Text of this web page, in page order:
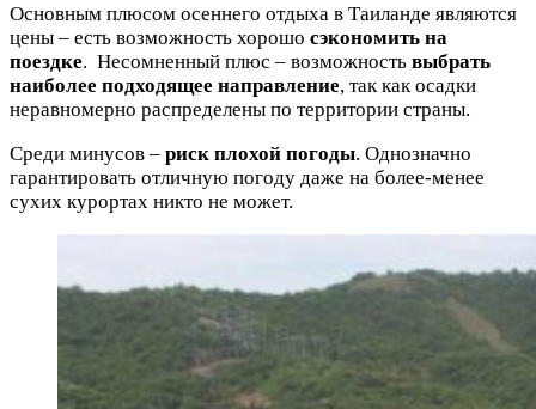
Основным плюсом осеннего отдыха в Таиланде являются
цены – есть возможность хорошо сэкономить на
поездке. Несомненный плюс – возможность выбрать
наиболее подходящее направление, так как осадки
неравномерно распределены по территории страны.
Среди минусов – риск плохой погоды. Однозначно
гарантировать отличную погоду даже на более-менее
сухих курортах никто не может.